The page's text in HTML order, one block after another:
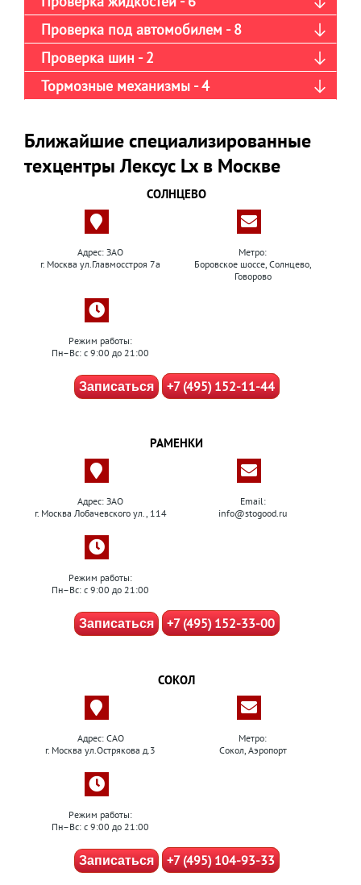
Проверка под автомобилем - 8
Проверка шин - 2
Тормозные механизмы - 4
Ближайшие специализированные
техцентры Лексус Lx в Москве
СОЛНЦЕВО
Адрес: ЗАО
г. Москва ул.Главмосстроя 7а
Метро:
Боровское шоссе, Солнцево,
Говорово
Режим работы:
Пн–Вс: с 9:00 до 21:00
Записаться +7 (495) 152-11-44
РАМЕНКИ
Адрес: ЗАО
г. Москва Лобачевского ул., 114
Email:
info@stogood.ru
Режим работы:
Пн–Вс: с 9:00 до 21:00
Записаться +7 (495) 152-33-00
СОКОЛ
Адрес: САО
г. Москва ул.Острякова д.3
Метро:
Сокол, Аэропорт
Режим работы:
Пн–Вс: с 9:00 до 21:00
Записаться +7 (495) 104-93-33